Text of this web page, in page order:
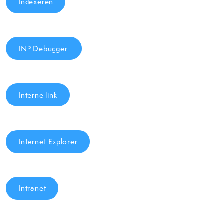
INP Debugger
Interne link
Internet Explorer
Intranet